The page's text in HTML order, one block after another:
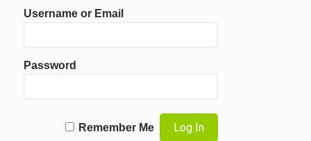
Username or Email
Password
Remember Me